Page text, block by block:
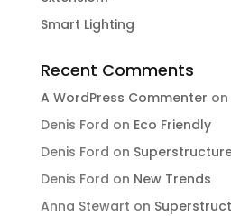
Smart Lighting
Recent Comments
A WordPress Commenter on
Denis Ford on Eco Friendly
Denis Ford on
Denis Ford on New Trends
Anna Stewart on